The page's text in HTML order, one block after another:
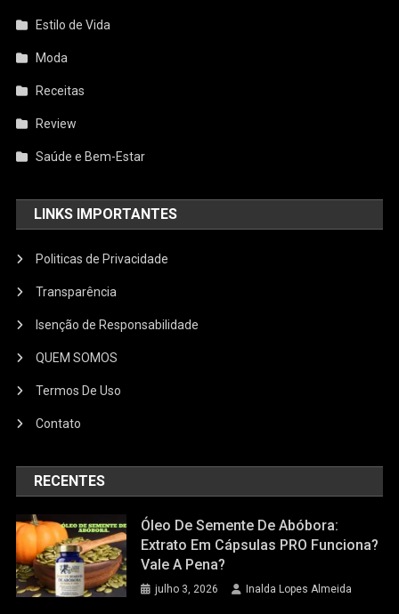
Estilo de Vida
Moda
Receitas
Review
Saúde e Bem-Estar
LINKS IMPORTANTES
Politicas de Privacidade
Transparência
Isenção de Responsabilidade
QUEM SOMOS
Termos De Uso
Contato
RECENTES
Óleo De Semente De Abóbora:
Extrato Em Cápsulas PRO Funciona?
Vale A Pena?
julho 3, 2026 Inalda Lopes Almeida